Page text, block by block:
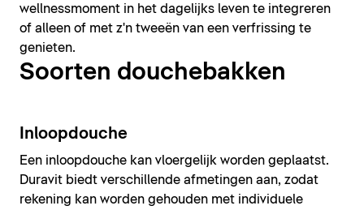
wellnessmoment in het dagelijks leven te integreren
of alleen of met z'n tweeën van een verfrissing te
genieten.
Soorten douchebakken
Inloopdouche
Een inloopdouche kan vloergelijk worden geplaatst.
Duravit biedt verschillende afmetingen aan, zodat
rekening kan worden gehouden met individuele